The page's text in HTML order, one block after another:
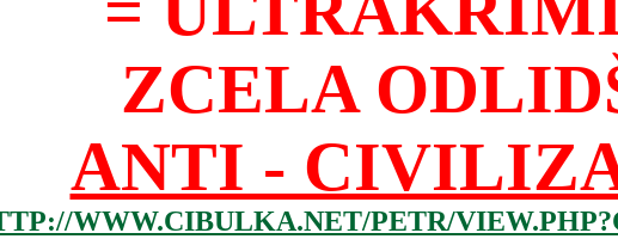
ZCELA
ANTI -
WWW.CIBULKA.NET/PETR/